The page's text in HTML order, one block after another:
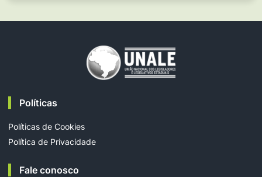
Políticas
Políticas de Cookies
Política de Privacidade
Fale conosco